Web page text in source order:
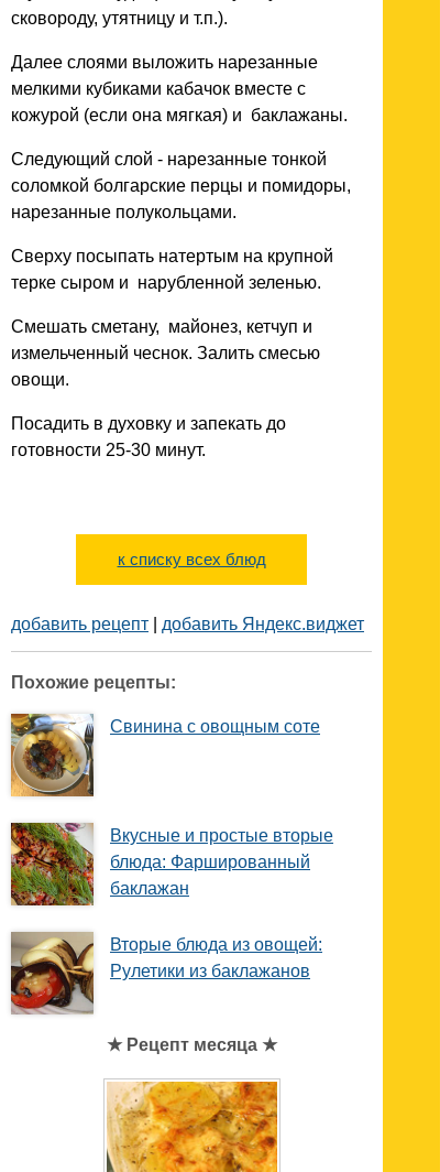
сковороду, утятницу и т.п.).
Далее слоями выложить нарезанные
мелкими кубиками кабачок вместе с
кожурой (если она мягкая) и баклажаны.
Следующий слой - нарезанные тонкой
соломкой болгарские перцы и помидоры,
нарезанные полукольцами.
Сверху посыпать натертым на крупной
терке сыром и нарубленной зеленью.
Смешать сметану, майонез, кетчуп и
измельченный чеснок. Залить смесью
овощи.
Посадить в духовку и запекать до
готовности 25-30 минут.
к списку всех блюд
добавить рецепт добавить Яндекс.виджет
Похожие рецепты:
Свинина с овощным соте
Вкусные и простые вторые
блюда: Фаршированный
баклажан
Вторые блюда из овощей:
Рулетики из баклажанов
★ Рецепт месяца ★